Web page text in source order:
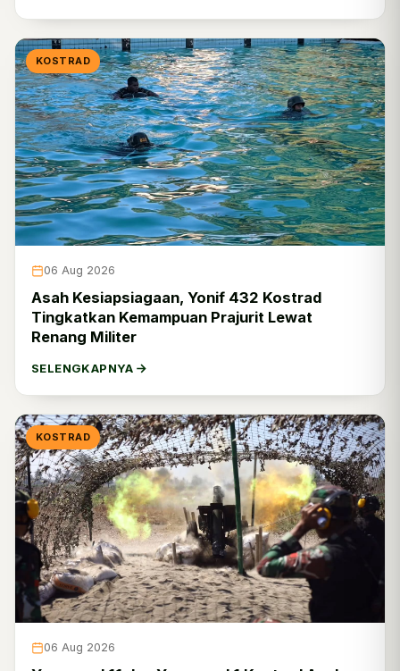
KOSTRAD
06 Aug 2026
Asah Kesiapsiagaan, Yonif 432 Kostrad
Tingkatkan Kemampuan Prajurit Lewat
Renang Militer
SELENGKAPNYA
KOSTRAD
06 Aug 2026